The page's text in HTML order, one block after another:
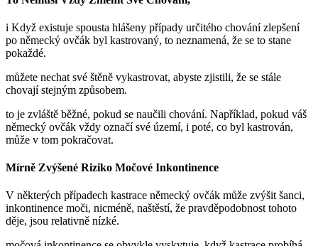
i Když existuje spousta hlášeny případy určitého chování zlepšení
po německý ovčák byl kastrovaný, to neznamená, že se to stane
pokaždé.
můžete nechat své štěně vykastrovat, abyste zjistili, že se stále
chovají stejným způsobem.
to je zvláště běžné, pokud se naučili chování. Například, pokud váš
německý ovčák vždy označí své území, i poté, co byl kastrován,
může v tom pokračovat.
Mírně Zvýšené Riziko Močové Inkontinence
V některých případech kastrace německý ovčák může zvýšit šanci,
inkontinence moči, nicméně, naštěstí, že pravděpodobnost tohoto
děje, jsou relativně nízké.